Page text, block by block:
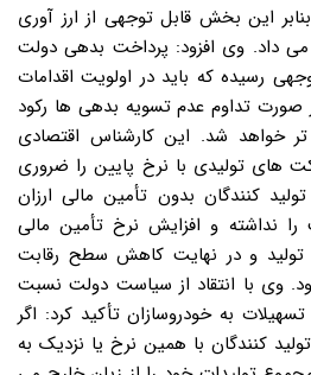
این بخش قابل توجهی از ارز آوری
داد. وی افزود: پرداخت بدهی دولت
رسیده که باید در اولویت اقدامات
صورت تداوم عدم تسویه بدهی ها رکود
خواهد شد. این کارشناس اقتصادی
های تولیدی با نرخ پایین را ضروری
کنندگان بدون تأمین مالی ارزان
نداشته و افزایش نرخ تأمین مالی
تولید و در نهایت کاهش سطح رقابت
وی با انتقاد از سیاست دولت نسبت
به خودروسازان تأکید کرد: اگر
کنندگان با همین نرخ یا نزدیک به